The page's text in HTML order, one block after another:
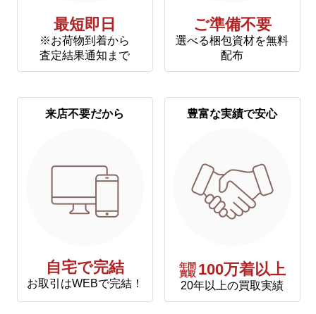
最短即日
※お荷物到着から
査定結果通知まで
ご準備不要
選べる梱包資材を無料
配布
来店不要だから
自宅で完結
お取引はWEBで完結！
豊富な実績で安心
年間
買取 100万着以上
20年以上の買取実績